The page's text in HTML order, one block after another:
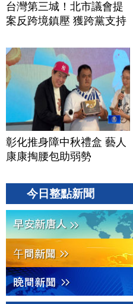
台灣第三城！北市議會提
案反跨境鎮壓 獲跨黨支持
彰化推身障中秋禮盒 藝人
康康掏腰包助弱勢
今日整點新聞